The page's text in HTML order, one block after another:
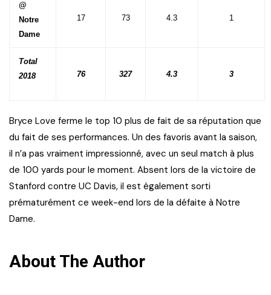
@
Notre
Dame
17 73 4.3 1
Total
2018
76 327 4.3 3
Bryce Love ferme le top 10 plus de fait de sa réputation que
du fait de ses performances. Un des favoris avant la saison,
il n’a pas vraiment impressionné, avec un seul match à plus
de 100 yards pour le moment. Absent lors de la victoire de
Stanford contre UC Davis, il est également sorti
prématurément ce week-end lors de la défaite à Notre
Dame.
About The Author